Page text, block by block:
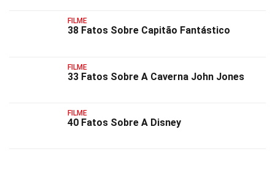
FILME
38 Fatos Sobre Capitão Fantástico
FILME
33 Fatos Sobre A Caverna John Jones
FILME
40 Fatos Sobre A Disney